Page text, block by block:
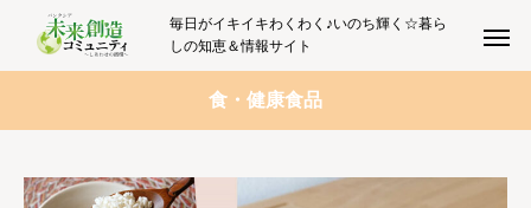
毎日がイキイキわくわく♪いのち輝く☆暮ら
しの知恵＆情報サイト
食・健康食品